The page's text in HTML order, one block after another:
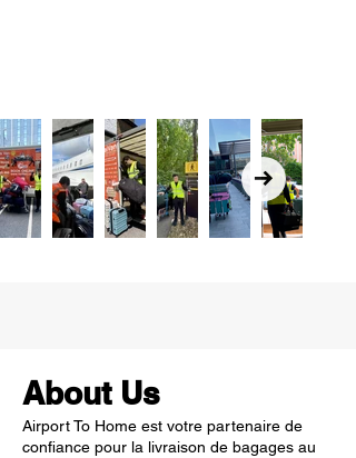
About Us
Airport To Home est votre partenaire de
confiance pour la livraison de bagages au